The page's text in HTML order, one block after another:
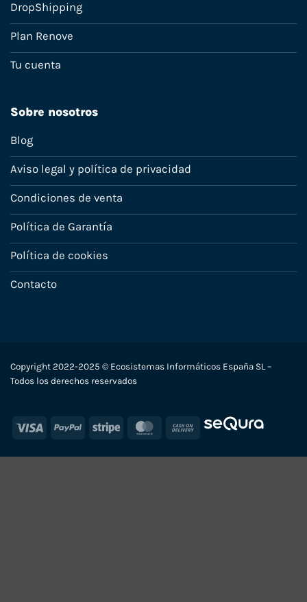
DropShipping
Plan Renove
Tu cuenta
Sobre nosotros
Blog
Aviso legal y política de privacidad
Condiciones de venta
Política de Garantía
Política de cookies
Contacto
Copyright 2022-2025 © Ecosistemas Informáticos España SL –
Todos los derechos reservados
Visa PayPal Stripe MasterCard
Cash